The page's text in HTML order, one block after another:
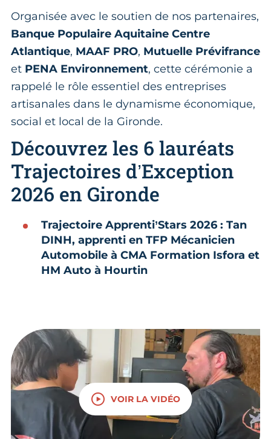
Organisée avec le soutien de nos partenaires,
Banque Populaire Aquitaine Centre
Atlantique, MAAF PRO, Mutuelle Prévifrance
et PENA Environnement, cette cérémonie a
rappelé le rôle essentiel des entreprises
artisanales dans le dynamisme économique,
social et local de la Gironde.
Découvrez les 6 lauréats
Trajectoires d’Exception
2026 en Gironde
Trajectoire Apprenti’Stars 2026 : Tan
DINH, apprenti en TFP Mécanicien
Automobile à CMA Formation Isfora et
HM Auto à Hourtin
VOIR LA VIDÉO